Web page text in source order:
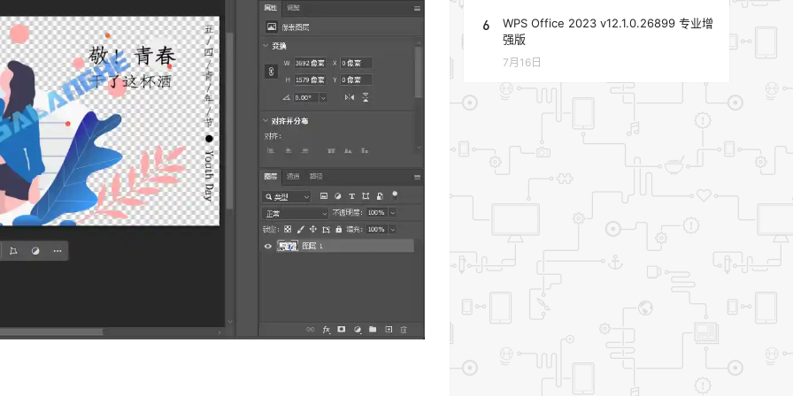
6
WPS Office 2023 v12.1.0.26899 专业增
强版
7月16日